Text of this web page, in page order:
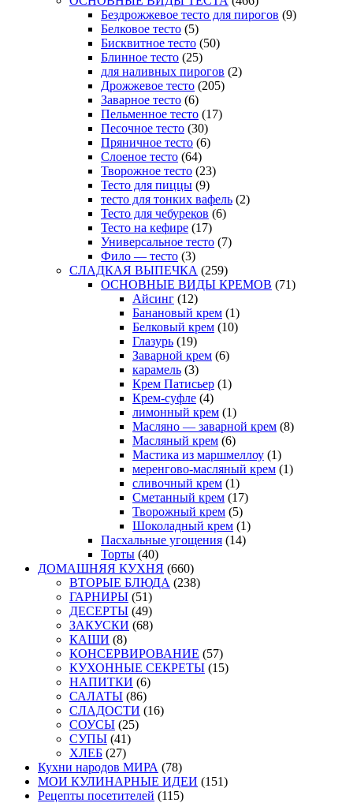
Бездрожжевое тесто для пирогов (9)
Белковое тесто (5)
Бисквитное тесто (50)
Блинное тесто (25)
для наливных пирогов (2)
Дрожжевое тесто (205)
Заварное тесто (6)
Пельменное тесто (17)
Песочное тесто (30)
Пряничное тесто (6)
Слоеное тесто (64)
Творожное тесто (23)
Тесто для пиццы (9)
тесто для тонких вафель (2)
Тесто для чебуреков (6)
Тесто на кефире (17)
Универсальное тесто (7)
Фило — тесто (3)
СЛАДКАЯ ВЫПЕЧКА (259)
ОСНОВНЫЕ ВИДЫ КРЕМОВ (71)
Айсинг (12)
Банановый крем (1)
Белковый крем (10)
Глазурь (19)
Заварной крем (6)
карамель (3)
Крем Патисьер (1)
Крем-суфле (4)
лимонный крем (1)
Масляно — заварной крем (8)
Масляный крем (6)
Мастика из маршмеллоу (1)
меренгово-масляный крем (1)
сливочный крем (1)
Сметанный крем (17)
Творожный крем (5)
Шоколадный крем (1)
Пасхальные угощения (14)
Торты (40)
ДОМАШНЯЯ КУХНЯ (660)
ВТОРЫЕ БЛЮДА (238)
ГАРНИРЫ (51)
ДЕСЕРТЫ (49)
ЗАКУСКИ (68)
КАШИ (8)
КОНСЕРВИРОВАНИЕ (57)
КУХОННЫЕ СЕКРЕТЫ (15)
НАПИТКИ (6)
САЛАТЫ (86)
СЛАДОСТИ (16)
СОУСЫ (25)
СУПЫ (41)
ХЛЕБ (27)
Кухни народов МИРА (78)
МОИ КУЛИНАРНЫЕ ИДЕИ (151)
Рецепты посетителей (115)